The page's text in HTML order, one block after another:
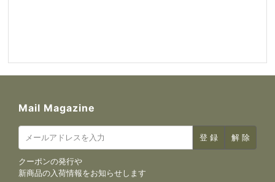
Mail Magazine
クーポンの発行や
新商品の入荷情報をお知らせします